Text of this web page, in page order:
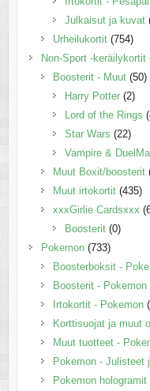
Julkaisut ja kuvat
Urheilukortit (754)
Non-Sport -keräilykortit
Boosterit - Muut (50)
Harry Potter (2)
Lord of the Rings
Star Wars (22)
Vampire &
Muut Boxit/boosterit
Muut irtokortit (435)
xxxGirlie Cardsxxx
Boosterit (0)
Pokemon (733)
Boosterboksit -
Boosterit - Pokemon
Irtokortit - Pokemon
Korttisuojat ja muut
Muut tuotteet -
Pokemon - Julisteet
Pokemon hologramit